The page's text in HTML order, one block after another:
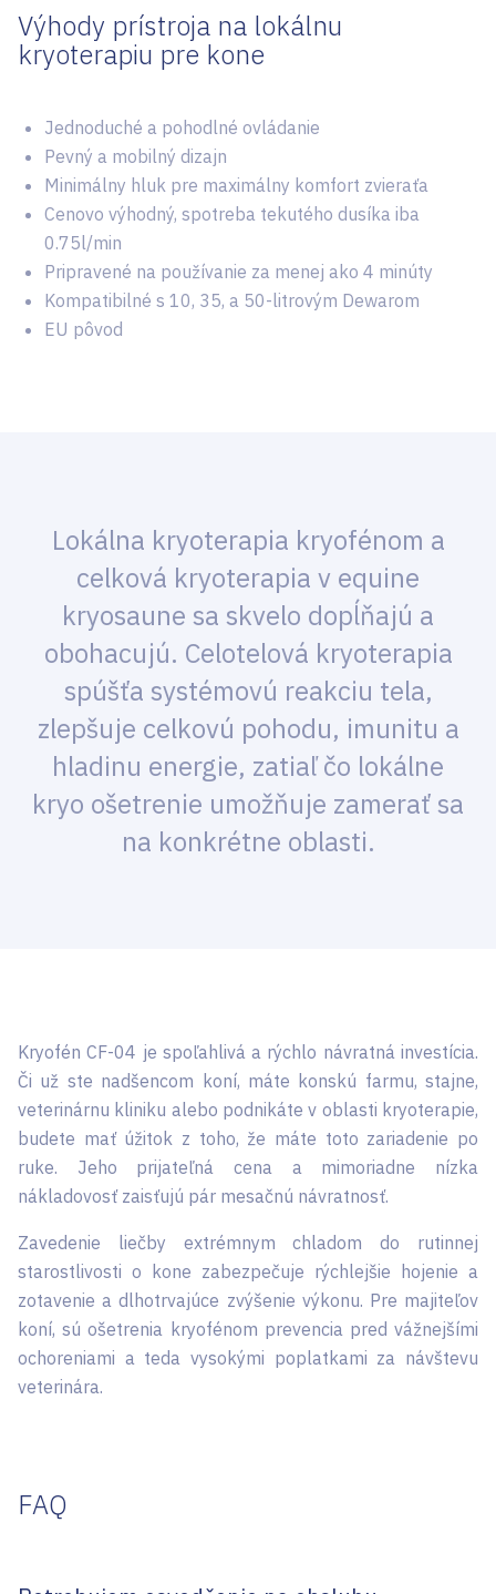
Výhody prístroja na lokálnu
kryoterapiu pre kone
Jednoduché a pohodlné ovládanie
Pevný a mobilný dizajn
Minimálny hluk pre maximálny komfort zvieraťa
Cenovo výhodný, spotreba tekutého dusíka iba
0.75l/min
Pripravené na používanie za menej ako 4 minúty
Kompatibilné s 10, 35, a 50-litrovým Dewarom
EU pôvod
Lokálna kryoterapia kryofénom a
celková kryoterapia v equine
kryosaune sa skvelo dopĺňajú a
obohacujú. Celotelová kryoterapia
spúšťa systémovú reakciu tela,
zlepšuje celkovú pohodu, imunitu a
hladinu energie, zatiaľ čo lokálne
kryo ošetrenie umožňuje zamerať sa
na konkrétne oblasti.
Kryofén CF-04 je spoľahlivá a rýchlo návratná investícia.
Či už ste nadšencom koní, máte konskú farmu, stajne,
veterinárnu kliniku alebo podnikáte v oblasti kryoterapie,
budete mať úžitok z toho, že máte toto zariadenie po
ruke. Jeho prijateľná cena a mimoriadne nízka
nákladovosť zaisťujú pár mesačnú návratnosť.
Zavedenie liečby extrémnym chladom do rutinnej
starostlivosti o kone zabezpečuje rýchlejšie hojenie a
zotavenie a dlhotrvajúce zvýšenie výkonu. Pre majiteľov
koní, sú ošetrenia kryofénom prevencia pred vážnejšími
ochoreniami a teda vysokými poplatkami za návštevu
veterinára.
FAQ